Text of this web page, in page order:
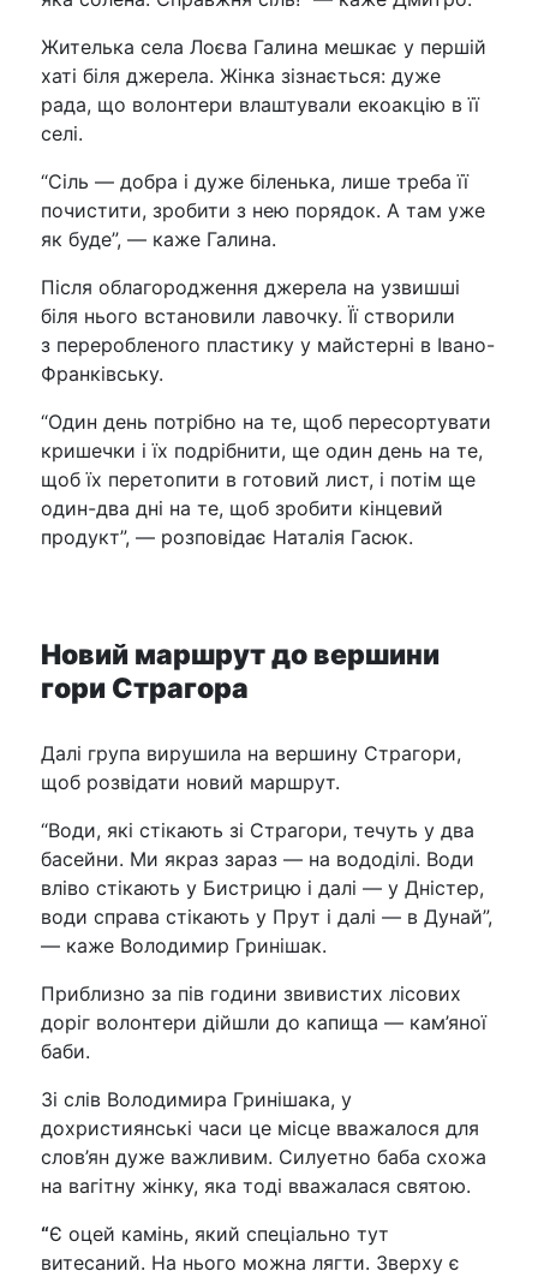
Жителька села Лоєва Галина мешкає у першій
хаті біля джерела. Жінка зізнається: дуже
рада, що волонтери влаштували екоакцію в її
селі.
“Сіль — добра і дуже біленька, лише треба її
почистити, зробити з нею порядок. А там уже
як буде”, — каже Галина.
Після облагородження джерела на узвишші
біля нього встановили лавочку. Її створили
з переробленого пластику у майстерні в Івано-
Франківську.
“Один день потрібно на те, щоб пересортувати
кришечки і їх подрібнити, ще один день на те,
щоб їх перетопити в готовий лист, і потім ще
один-два дні на те, щоб зробити кінцевий
продукт”, — розповідає Наталія Гасюк.
Новий маршрут до вершини
гори Страгора
Далі група вирушила на вершину Страгори,
щоб розвідати новий маршрут.
“Води, які стікають зі Страгори, течуть у два
басейни. Ми якраз зараз — на вододілі. Води
вліво стікають у Бистрицю і далі — у Дністер,
води справа стікають у Прут і далі — в Дунай”,
— каже Володимир Гринішак.
Приблизно за пів години звивистих лісових
доріг волонтери дійшли до капища — кам’яної
баби.
Зі слів Володимира Гринішака, у
дохристиянські часи це місце вважалося для
слов’ян дуже важливим. Силуетно баба схожа
на вагітну жінку, яка тоді вважалася святою.
“Є оцей камінь, який спеціально тут
витесаний. На нього можна лягти. Зверху є